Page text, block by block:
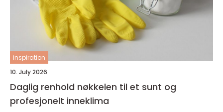
inspiration
10. July 2026
Daglig renhold nøkkelen til et sunt og
profesjonelt inneklima